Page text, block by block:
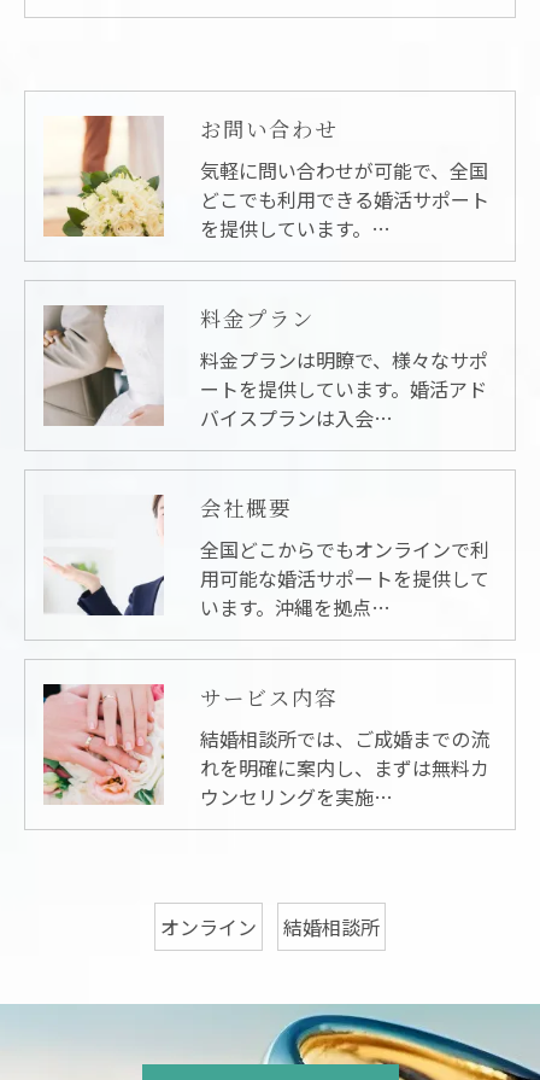
お問い合わせ
気軽に問い合わせが可能で、全国
どこでも利用できる婚活サポート
を提供しています。…
料金プラン
料金プランは明瞭で、様々なサポ
ートを提供しています。婚活アド
バイスプランは入会…
会社概要
全国どこからでもオンラインで利
用可能な婚活サポートを提供して
います。沖縄を拠点…
サービス内容
結婚相談所では、ご成婚までの流
れを明確に案内し、まずは無料カ
ウンセリングを実施…
オンライン 結婚相談所